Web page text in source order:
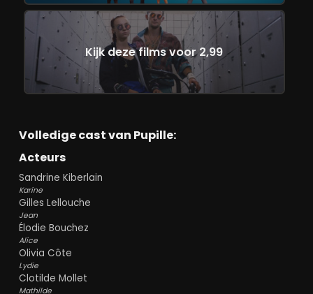
Kijk deze films voor 2,99
Volledige cast van Pupille:
Acteurs
Sandrine Kiberlain
Karine
Gilles Lellouche
Jean
Élodie Bouchez
Alice
Olivia Côte
Lydie
Clotilde Mollet
Mathilde